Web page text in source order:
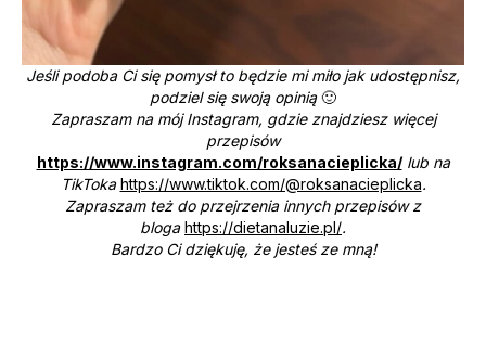
Jeśli podoba Ci się pomysł to będzie mi miło jak udostępnisz,
podziel się swoją opinią🙂
Zapraszam na mój Instagram, gdzie znajdziesz więcej
przepisów
https://www.instagram.com/roksanacieplicka/lub na
TikTokahttps://www.tiktok.com/@roksanacieplicka.
Zapraszam też do przejrzenia innych przepisów z
blogahttps://dietanaluzie.pl/.
Bardzo Ci dziękuję, że jesteś ze mną!